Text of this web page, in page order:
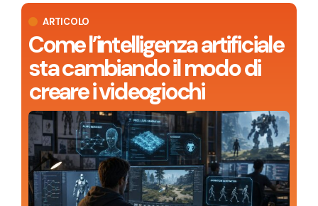
ARTICOLO
Come l’intelligenza artificiale
sta cambiando il modo di
creare i videogiochi